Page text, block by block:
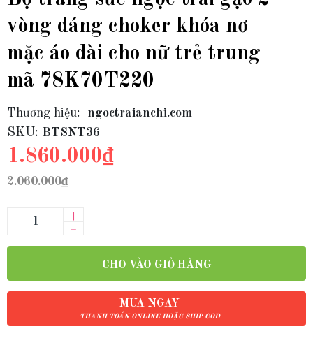
vòng dáng choker khóa nơ
mặc áo dài cho nữ trẻ trung
mã 78K70T220
Thương hiệu:
ngoctraianchi.com
SKU: BTSNT36
1.860.000₫
2.060.000₫
–
+
CHO VÀO GIỎ HÀNG
MUA NGAY
THANH TOÁN ONLINE HOẶC SHIP COD